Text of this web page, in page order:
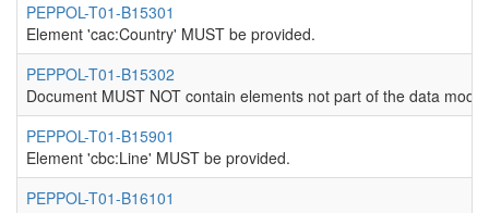
PEPPOL-T01-B15301
Element 'cac:Country' MUST be provided.
PEPPOL-T01-B15302
Document MUST NOT contain elements not part of the data
PEPPOL-T01-B15901
Element 'cbc:Line' MUST be provided.
PEPPOL-T01-B16101